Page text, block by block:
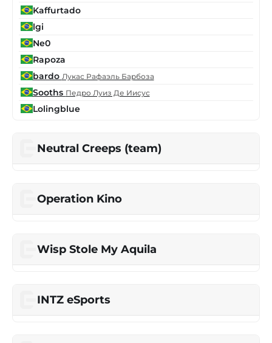
Kaffurtado
lgi
Ne0
Rapoza
bardo Лукас Рафаэль Барбоза
Sooths Педро Луиз Де Иисус
Lolingblue
Neutral Creeps (team)
Operation Kino
Wisp Stole My Aquila
INTZ eSports